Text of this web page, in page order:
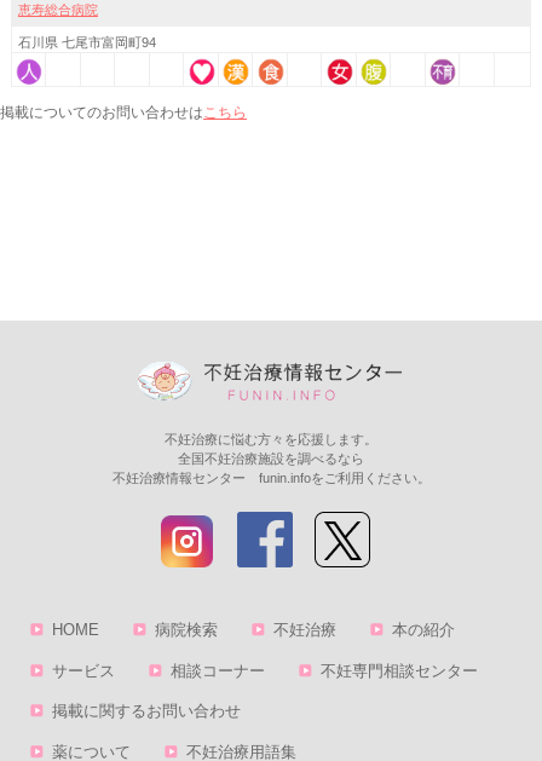
恵寿総合病院
石川県 七尾市富岡町94
掲載についてのお問い合わせはこちら
不妊治療に悩む方々を応援します。
全国不妊治療施設を調べるなら
不妊治療情報センター funin.infoをご利用ください。
HOME 病院検索 不妊治療 本の紹介
サービス 相談コーナー 不妊専門相談センター
掲載に関するお問い合わせ
薬について 不妊治療用語集